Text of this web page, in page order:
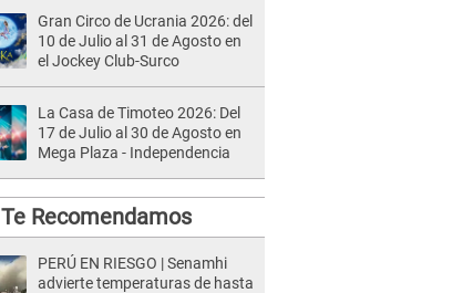
Gran Circo de Ucrania 2026: del
10 de Julio al 31 de Agosto en
el Jockey Club-Surco
La Casa de Timoteo 2026: Del
17 de Julio al 30 de Agosto en
Mega Plaza - Independencia
Te Recomendamos
PERÚ EN RIESGO | Senamhi
advierte temperaturas de hasta